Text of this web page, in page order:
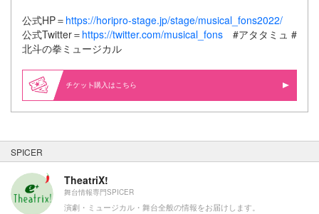
公式HP＝ https://horipro-stage.jp/stage/musical_fons2022/
公式Twitter＝ https://twitter.com/musical_fons #アタタミュ #
北斗の拳ミュージカル
購入はこちら
SPICER
TheatriX!
舞台情報専門SPICER
演劇・ミュージカル・舞台全般の情報をお届けします。